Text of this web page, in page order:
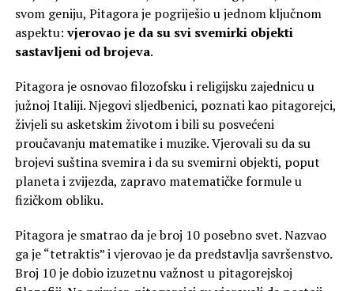
svom geniju, Pitagora je pogriješio u jednom ključnom
aspektu:vjerovao je da su svi svemirki objekti
sastavljeni od brojeva.
Pitagora je osnovao filozofsku i religijsku zajednicu u
južnoj Italiji. Njegovi sljedbenici, poznati kao pitagorejci,
živjeli su asketskim životom i bili su posvećeni
proučavanju matematike i muzike. Vjerovali su da su
brojevi suština svemira i da su svemirni objekti, poput
planeta i zvijezda, zapravo matematičke formule u
fizičkom obliku.
Pitagora je smatrao da je broj 10 posebno svet. Nazvao
ga je “tetraktis” i vjerovao je da predstavlja savršenstvo.
Broj 10 je dobio izuzetnu važnost u pitagorejskoj